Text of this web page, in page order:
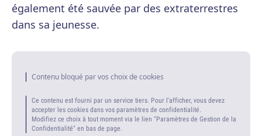
également été sauvée par des extraterrestres
dans sa jeunesse.
Contenu bloqué par vos choix de cookies
Ce contenu est fourni par un service tiers. Pour l'afficher, vous devez
accepter les cookies dans vos paramètres de confidentialité.
Modifiez ce choix à tout moment via le lien "Paramètres de Gestion de la
Confidentialité" en bas de page.